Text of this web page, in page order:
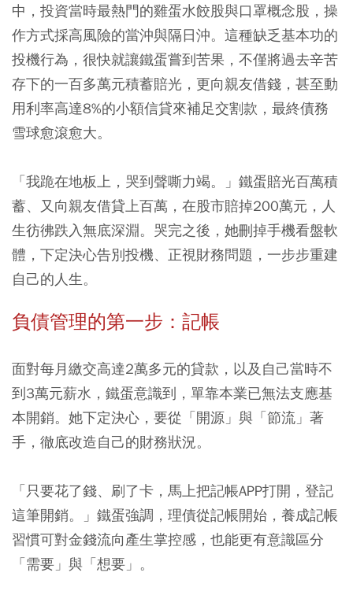
中，投資當時最熱門的雞蛋水餃股與口罩概念股，操
作方式採高風險的當沖與隔日沖。這種缺乏基本功的
投機行為，很快就讓鐵蛋嘗到苦果，不僅將過去辛苦
存下的一百多萬元積蓄賠光，更向親友借錢，甚至動
用利率高達8%的小額信貸來補足交割款，最終債務
雪球愈滾愈大。
「我跪在地板上，哭到聲嘶力竭。」鐵蛋賠光百萬積
蓄、又向親友借貸上百萬，在股市賠掉200萬元，人
生彷彿跌入無底深淵。哭完之後，她刪掉手機看盤軟
體，下定決心告別投機、正視財務問題，一步步重建
自己的人生。
負債管理的第一步：記帳
面對每月繳交高達2萬多元的貸款，以及自己當時不
到3萬元薪水，鐵蛋意識到，單靠本業已無法支應基
本開銷。她下定決心，要從「開源」與「節流」著
手，徹底改造自己的財務狀況。
「只要花了錢、刷了卡，馬上把記帳APP打開，登記
這筆開銷。」鐵蛋強調，理債從記帳開始，養成記帳
習慣可對金錢流向產生掌控感，也能更有意識區分
「需要」與「想要」。